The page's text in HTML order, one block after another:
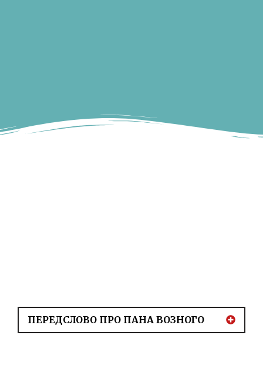
ПЕРЕДСЛОВО ПРО ПАНА ВОЗНОГО